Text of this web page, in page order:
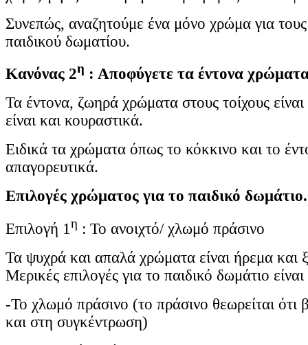
Συνεπώς, αναζητούμε ένα μόνο χρώμα για τους
παιδικού δωματίου.
Κανόνας 2η : Αποφύγετε τα έντονα
Τα έντονα, ζωηρά χρώματα στους τοίχους
είναι και κουραστικά.
Ειδικά τα χρώματα όπως το κόκκινο και το
απαγορευτικά.
Επιλογές χρώματος για το παιδικό δωμάτιο.
Επιλογή 1η : Το ανοιχτό/ χλωμό πράσινο
Τα ψυχρά και απαλά χρώματα είναι ήρεμα και
Μερικές επιλογές για το παιδικό δωμάτιο
-Το χλωμό πράσινο (το πράσινο θεωρείται ότι
και στη συγκέντρωση)